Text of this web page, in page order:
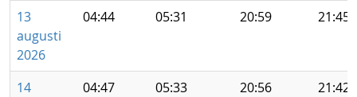
13
augusti
2026
04:44 05:31 20:59 21:45
14
04:47 05:33 20:56 21:42